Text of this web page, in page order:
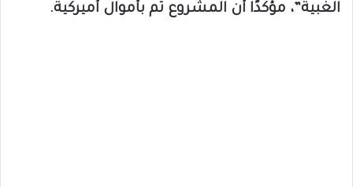
الغبية”، مؤكدًا أن المشروع تم بأموال أميركية.